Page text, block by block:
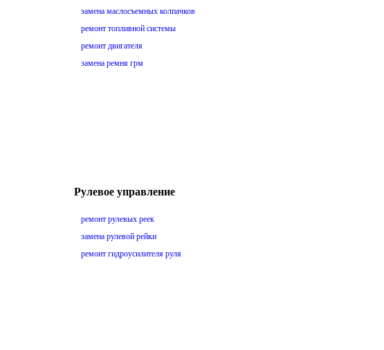
замена маслосъемных колпачков
ремонт топливной системы
ремонт двигателя
замена ремня грм
Рулевое управление
ремонт рулевых реек
замена рулевой рейки
ремонт гидроусилителя руля